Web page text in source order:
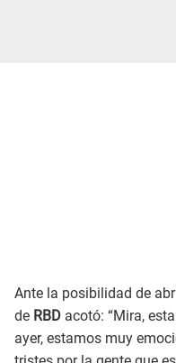
Ante la posibilidad de
de RBD acotó: “Mira,
ayer, estamos muy